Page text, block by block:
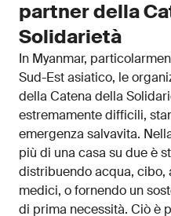
partner della
Solidarietà
In Myanmar,
Sud-Est asiatico, le
della Catena della
estremamente difficili,
emergenza salvavita.
più di una casa su due è
distribuendo acqua, cibo,
medici, o fornendo un
di prima necessità. Ciò è